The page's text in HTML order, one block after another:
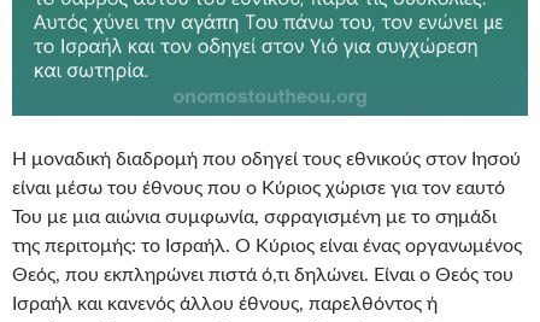
Η μοναδική διαδρομή που οδηγεί τους εθνικούς στον Ιησού
είναι μέσω του έθνους που ο Κύριος χώρισε για τον εαυτό
Του με μια αιώνια συμφωνία, σφραγισμένη με το σημάδι
της περιτομής: το Ισραήλ. Ο Κύριος είναι ένας οργανωμένος
Θεός, που εκπληρώνει πιστά ό,τι δηλώνει. Είναι ο Θεός του
Ισραήλ και κανενός άλλου έθνους, παρελθόντος ή